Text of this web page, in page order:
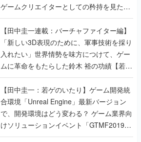
ゲームクリエイターとしての矜持を見た
【若ゲのいたり最終回】
【田中圭一連載：バーチャファイター編】
「新しい3D表現のために、軍事技術を採り
入れたい」世界情勢を味方につけて、ゲー
ムに革命をもたらした鈴木 裕の功績【若ゲ
のいたり】
【田中圭一：若ゲのいたり】ゲーム開発統
合環境「Unreal Engine」最新バージョン
で、開発環境はどう変わる？ ゲーム業界向
けソリューションイベント「GTMF2019」
に行って、より理解を深めよう【PR】